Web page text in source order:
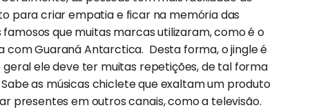
para criar empatia e ficar na memória das
que muitas marcas utilizaram, como é o
com Guaraná Antarctica. Desta forma, o jingle é
ele deve ter muitas repetições, de tal forma
as músicas chiclete que exaltam um produto
presentes em outros canais, como a televisão.